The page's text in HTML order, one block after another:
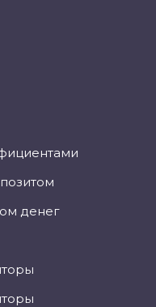
денег